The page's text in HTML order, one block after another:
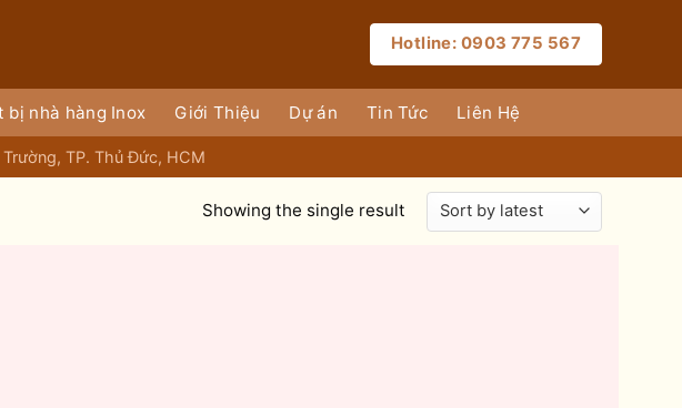
Hotline: 0903 775 567
bị nhà hàng Inox Giới Thiệu Dự án Tin Tức Liên Hệ
TP. Thủ Đức, HCM
Showing the single result